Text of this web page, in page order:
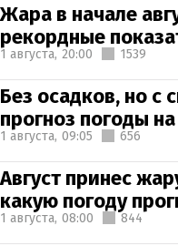
Жара в начале
рекордные
1 августа, 20:00 1539
Без осадков, но с
прогноз погоды на
1 августа, 09:05 656
Август принес
какую погоду
1 августа, 08:00 844